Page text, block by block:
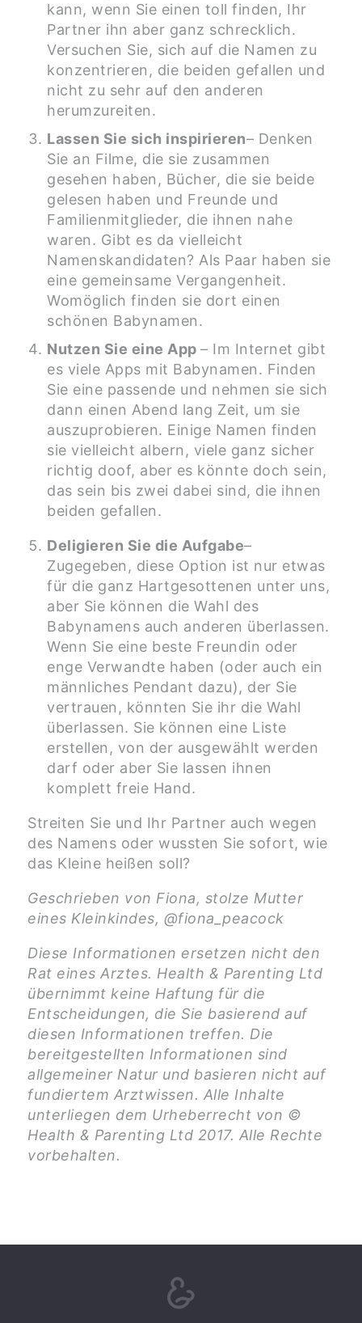
kann, wenn Sie einen toll finden, Ihr
Partner ihn aber ganz schrecklich.
Versuchen Sie, sich auf die Namen zu
konzentrieren, die beiden gefallen und
nicht zu sehr auf den anderen
herumzureiten.
Lassen Sie sich inspirieren– Denken
Sie an Filme, die sie zusammen
gesehen haben, Bücher, die sie beide
gelesen haben und Freunde und
Familienmitglieder, die ihnen nahe
waren. Gibt es da vielleicht
Namenskandidaten? Als Paar haben sie
eine gemeinsame Vergangenheit.
Womöglich finden sie dort einen
schönen Babynamen.
Nutzen Sie eine App – Im Internet gibt
es viele Apps mit Babynamen. Finden
Sie eine passende und nehmen sie sich
dann einen Abend lang Zeit, um sie
auszuprobieren. Einige Namen finden
sie vielleicht albern, viele ganz sicher
richtig doof, aber es könnte doch sein,
das sein bis zwei dabei sind, die ihnen
beiden gefallen.
Deligieren Sie die Aufgabe–
Zugegeben, diese Option ist nur etwas
für die ganz Hartgesottenen unter uns,
aber Sie können die Wahl des
Babynamens auch anderen überlassen.
Wenn Sie eine beste Freundin oder
enge Verwandte haben (oder auch ein
männliches Pendant dazu), der Sie
vertrauen, könnten Sie ihr die Wahl
überlassen. Sie können eine Liste
erstellen, von der ausgewählt werden
darf oder aber Sie lassen ihnen
komplett freie Hand.
Streiten Sie und Ihr Partner auch wegen
des Namens oder wussten Sie sofort, wie
das Kleine heißen soll?
Geschrieben von Fiona, stolze Mutter
eines Kleinkindes, @fiona_peacock
Diese Informationen ersetzen nicht den
Rat eines Arztes. Health & Parenting Ltd
übernimmt keine Haftung für die
Entscheidungen, die Sie basierend auf
diesen Informationen treffen. Die
bereitgestellten Informationen sind
allgemeiner Natur und basieren nicht auf
fundiertem Arztwissen. Alle Inhalte
unterliegen dem Urheberrecht von ©
Health & Parenting Ltd 2017. Alle Rechte
vorbehalten.